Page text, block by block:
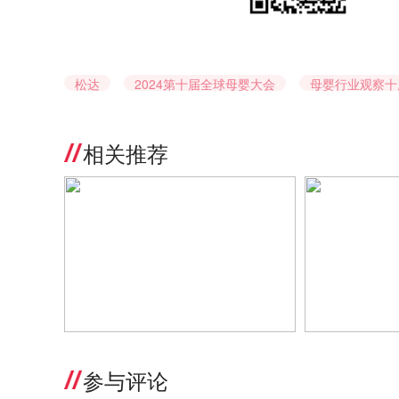
松达 2024第十届全球母婴大会 母婴行业观察
相关推荐
研守护千万
参与评论